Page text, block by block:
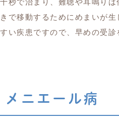
で移動するためにめまいが生
い疾患ですので、早めの受診
メニエール病